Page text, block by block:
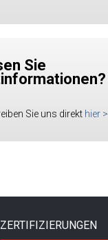
Sie
Sie uns direkt hier >
ZERTIFIZIERUNGEN